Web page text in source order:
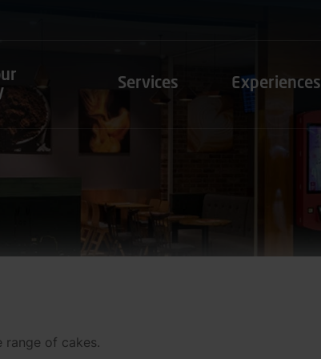
Services Experiences
range of cakes.